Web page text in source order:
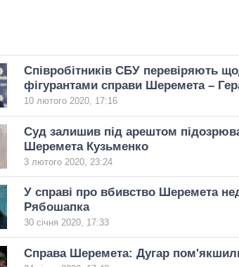
Співробітників СБУ перевіряють
фігурантами справи Шеремета –
10 лютого 2020, 17:16
Суд залишив під арештом
Шеремета Кузьменко
3 лютого 2020, 23:24
У справі про вбивство Шеремета
Рябошапка
30 січня 2020, 17:33
Справа Шеремета: Дугар